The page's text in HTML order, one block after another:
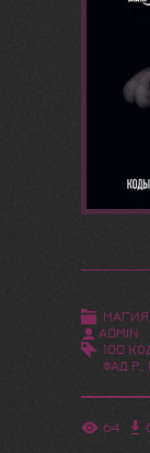
ADMIN
100
ФАД Р.,
64